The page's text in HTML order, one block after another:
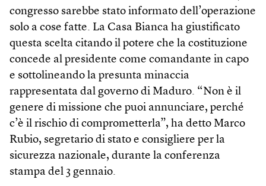
congresso sarebbe stato informato dell’operazione
solo a cose fatte. La Casa Bianca ha giustificato
questa scelta citando il potere che la costituzione
concede al presidente come comandante in capo
e sottolineando la presunta minaccia
rappresentata dal governo di Maduro. “Non è il
genere di missione che puoi annunciare, perché
c’è il rischio di comprometterla”, ha detto Marco
Rubio, segretario di stato e consigliere per la
sicurezza nazionale, durante la conferenza
stampa del 3 gennaio.